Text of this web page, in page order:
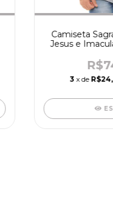
Camiseta
Jesus e
3 x de